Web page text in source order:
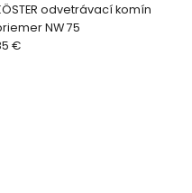
odvetrávací komín
NW 75
€